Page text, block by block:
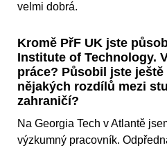
velmi dobrá.
Kromě PřF UK jste
Institute of Technology.
práce? Působil jste
nějakých rozdílů mezi
zahraničí?
Na Georgia Tech v Atlantě
výzkumný pracovník.